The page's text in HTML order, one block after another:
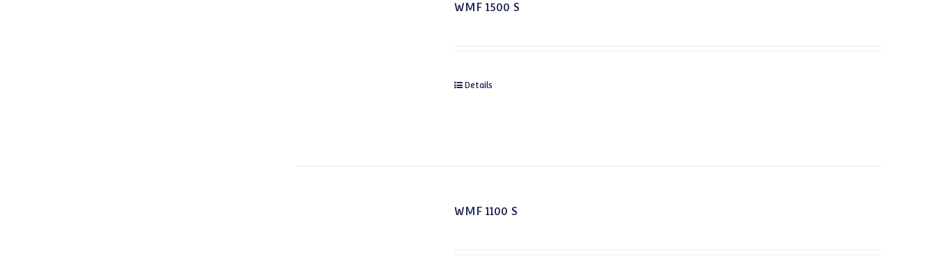
WMF 1500 S
Details
WMF 1100 S